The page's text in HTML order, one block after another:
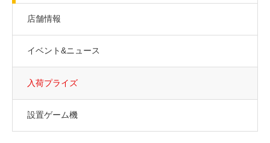
店舗情報
イベント&ニュース
入荷プライズ
設置ゲーム機